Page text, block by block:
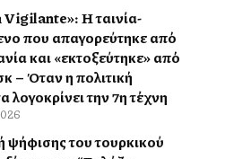
Η ταινία-
που απαγορεύτηκε από
και «εκτοξεύτηκε» από
– Όταν η πολιτική
λογοκρίνει την 7η τέχνη
ψήφισης του τουρκικού